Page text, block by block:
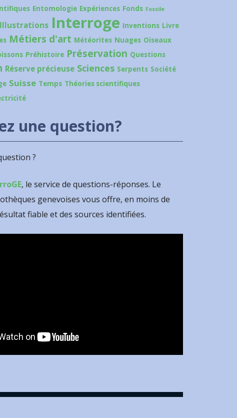
Entomologie Expériences Fonds Fossile
Illustrations Interroge Inventions Livre
Métiers d'art Météorites Nuages Oiseaux
Préhistoire Préservation Questions
Réserve précieuse Sciences Serpents Société
Suisse Temps Théories scientifiques
une question?
?
, le service de questions-réponses. Le
genevoises vous offre, en moins de
fiable et des sources identifiées.